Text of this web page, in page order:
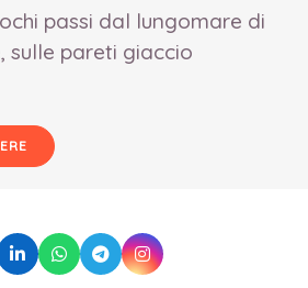
passi dal lungomare di
sulle pareti giaccio